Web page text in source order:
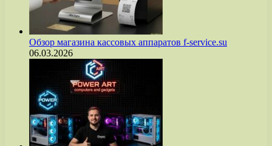
Обзор магазина кассовых аппаратов f-service.su
06.03.2026